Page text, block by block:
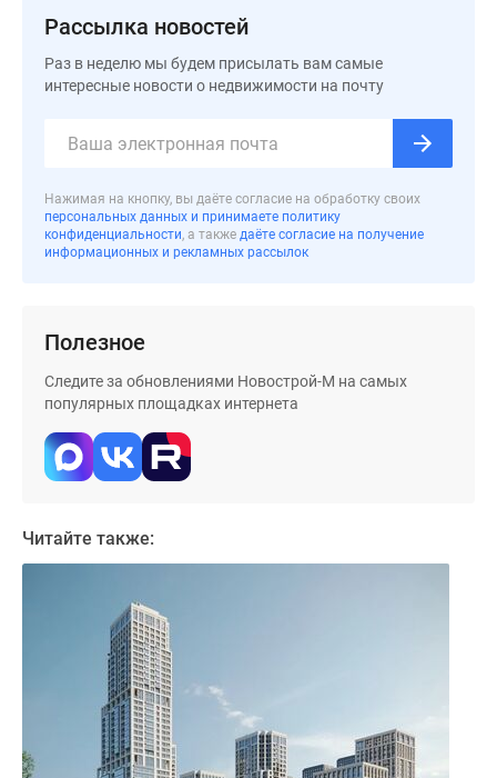
коттеджи
Коттеджные
Москве
Готовые
коттеджные
коттеджные
Коттеджные
поселки
Коттеджи
Рассылка новостей
Раз в неделю мы будем присылать вам самые
интересные новости о недвижимости на почту
Нажимая на кнопку, вы даёте согласие на обработку своих
персональных данных и принимаете политику
конфиденциальности, а также даёте согласие на получение
информационных и рекламных рассылок
Полезное
Следите за обновлениями Новострой-М на самых
популярных площадках интернета
Читайте также: